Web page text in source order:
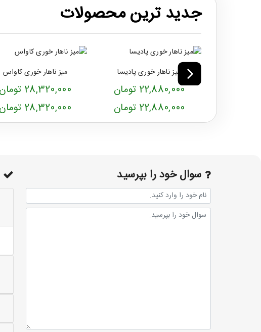
جدید ترین محصولات
میز ناهار خوری پادیسا
22,880,000 تومان
22,880,000 تومان
میز ناهار خوری کاواس
28,320,000 تومان
28,320,000 تومان
سوال خود را بپرسید